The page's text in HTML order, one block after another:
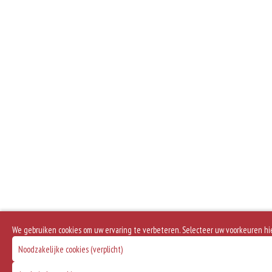
We gebruiken cookies om uw ervaring te verbeteren. Selecteer uw voorkeuren
Noodzakelijke cookies (verplicht)